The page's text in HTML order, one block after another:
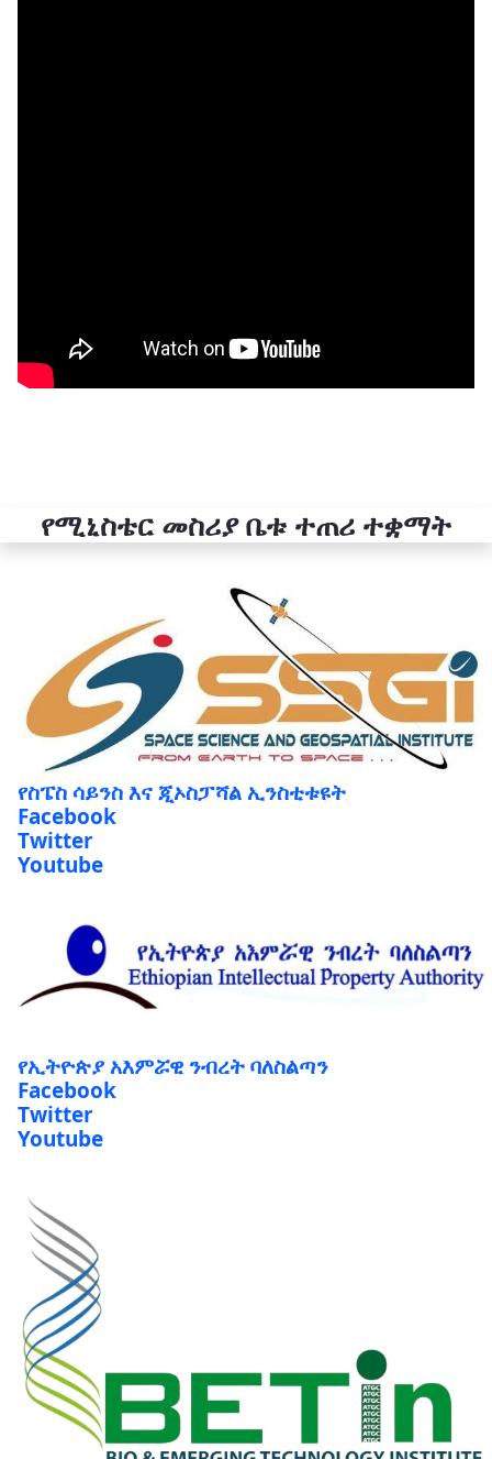
የሚኒስቴር መስሪያ ቤቱ ተጠሪ ተቋማት
የስፔስ ሳይንስ እና ጂኦስፓሻል ኢንስቲቱዩት
Facebook
Twitter
Youtube
የኢትዮጵያ አእምሯዊ ንብረት ባለስልጣን
Facebook
Twitter
Youtube